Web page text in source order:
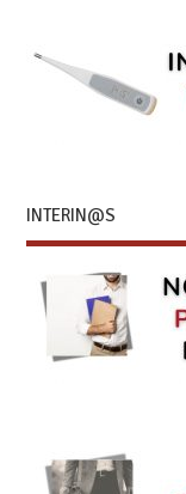
INTERIN@S